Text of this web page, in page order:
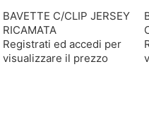
BAVETTE C/CLIP JERSEY
RICAMATA
Registrati ed accedi per
visualizzare il prezzo